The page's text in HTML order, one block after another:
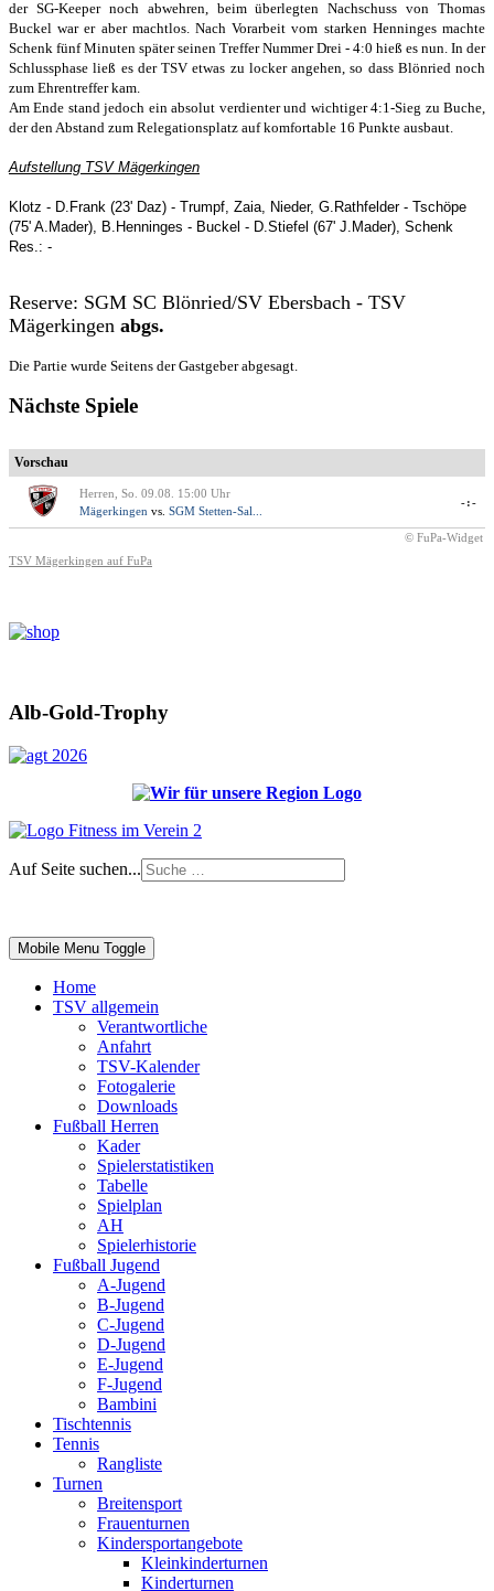
der SG-Keeper noch abwehren, beim überlegten Nachschuss von Thomas
Buckel war er aber machtlos. Nach Vorarbeit vom starken Henninges machte
Schenk fünf Minuten später seinen Treffer Nummer Drei - 4:0 hieß es nun. In der
Schlussphase ließ es der TSV etwas zu locker angehen, so dass Blönried noch
zum Ehrentreffer kam.
Am Ende stand jedoch ein absolut verdienter und wichtiger 4:1-Sieg zu Buche,
der den Abstand zum Relegationsplatz auf komfortable 16 Punkte ausbaut.
Aufstellung TSV Mägerkingen
Klotz - D.Frank (23' Daz) - Trumpf, Zaia, Nieder, G.Rathfelder - Tschöpe
(75' A.Mader), B.Henninges - Buckel - D.Stiefel (67' J.Mader), Schenk
Res.: -
Reserve: SGM SC Blönried/SV Ebersbach - TSV
Mägerkingen abgs.
Die Partie wurde Seitens der Gastgeber abgesagt.
Nächste Spiele
Vorschau
Herren, So. 09.08. 15:00 Uhr
Mägerkingen vs. SGM Stetten-Sal...
-:-
© FuPa-Widget
TSV Mägerkingen auf FuPa
Alb-Gold-Trophy
Auf Seite suchen...
Mobile Menu Toggle
Home
TSV allgemein
Verantwortliche
Anfahrt
TSV-Kalender
Fotogalerie
Downloads
Fußball Herren
Kader
Spielerstatistiken
Tabelle
Spielplan
AH
Spielerhistorie
Fußball Jugend
A-Jugend
B-Jugend
C-Jugend
D-Jugend
E-Jugend
F-Jugend
Bambini
Tischtennis
Tennis
Rangliste
Turnen
Breitensport
Frauenturnen
Kindersportangebote
Kleinkinderturnen
Kinderturnen